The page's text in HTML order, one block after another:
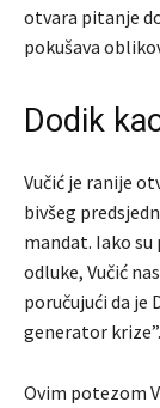
otvara pitanje
pokušava
Dodik
Vučić je ranije
bivšeg
mandat. Iako
odluke, Vučić
poručujući da je
generator krize”.
Ovim potezom